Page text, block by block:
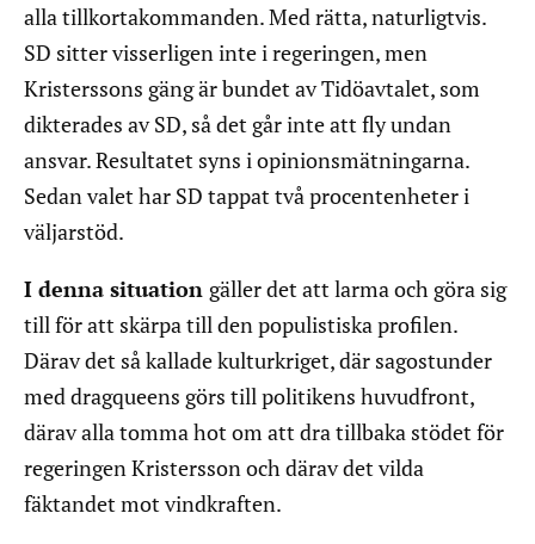
alla tillkortakommanden. Med rätta, naturligtvis.
SD sitter visserligen inte i regeringen, men
Kristerssons gäng är bundet av Tidöavtalet, som
dikterades av SD, så det går inte att fly undan
ansvar. Resultatet syns i opinionsmätningarna.
Sedan valet har SD tappat två procentenheter i
väljarstöd.
I denna situation gäller det att larma och göra sig
till för att skärpa till den populistiska profilen.
Därav det så kallade kulturkriget, där sagostunder
med dragqueens görs till politikens huvudfront,
därav alla tomma hot om att dra tillbaka stödet för
regeringen Kristersson och därav det vilda
fäktandet mot vindkraften.